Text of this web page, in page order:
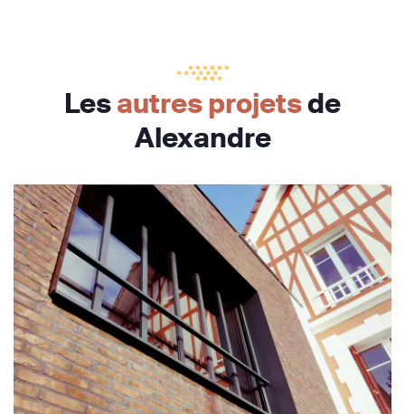
Lesautres projetsde
Alexandre